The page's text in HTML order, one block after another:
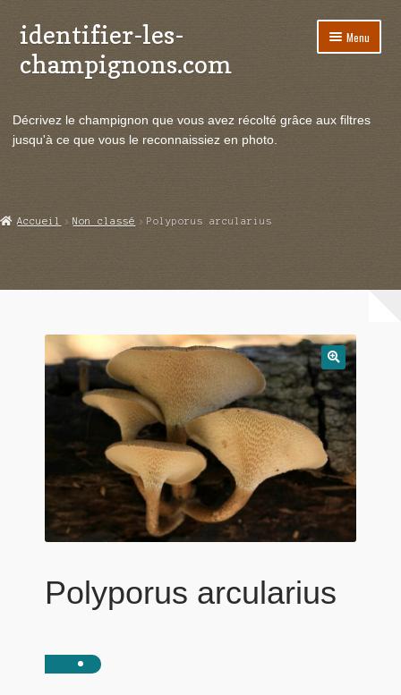
Aller
à
la
Aller
au
contenu
identifier-les-
champignons.com
Menu
le
Actualités
Echanges et contacts
Décrivez le champignon que vous avez récolté grâce aux filtres
jusqu'à ce que vous le reconnaissiez en photo.
Accueil Non classé Polyporus arcularius
Polyporus arcularius